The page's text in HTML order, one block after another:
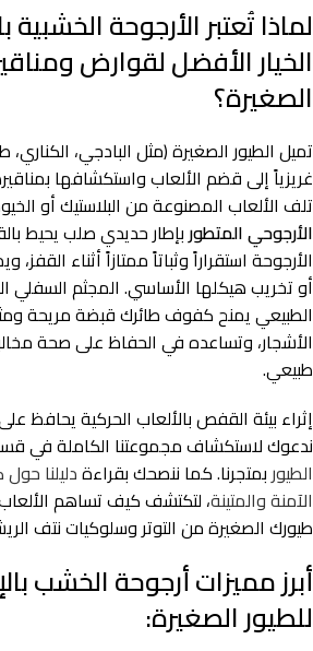
لماذا تُعتبر الأرجوحة الخشبية
الخيار الأفضل لقوارض
الصغيرة؟
تميل الطيور الصغيرة (مثل البادجي،
غريزياً إلى قضم الألعاب واستكشافها
تلف الألعاب المصنوعة من البلاستيك أو
الأرجوحي المتطوربإطار حديدي صلب يحيط
الأرجوحة استقراراً وثباتاً ممتازاً أثناء
أو تخريب هيكلها الأساسي. المجثم
الطبيعي يمنح كفوف طائرك قبضة مريحة
الأشجار، وتساعده في الحفاظ على صحة
طبيعي.
إثراء بيئة القفص بالألعاب الحركية يحافظ
ندعوك لاستكشاف مجموعتنا الكاملة في
الطيوربمتجرنا. كما ننصحك بقراءةدليلنا حول
الآمنة والمتينة، لتكتشف كيف تساهم
طيورك الصغيرة من التوتر وسلوكيات نتف
أبرز مميزات أرجوحة الخشب
للطيور الصغيرة: